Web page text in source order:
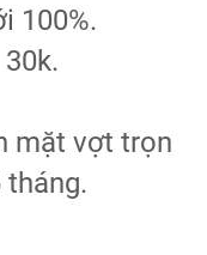
100%.
30k.
mặt vợt trọn